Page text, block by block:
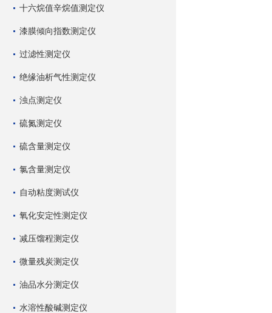
十六烷值辛烷值测定仪
漆膜倾向指数测定仪
过滤性测定仪
绝缘油析气性测定仪
浊点测定仪
硫氮测定仪
硫含量测定仪
氯含量测定仪
自动粘度测试仪
氧化安定性测定仪
减压馏程测定仪
微量残炭测定仪
油品水分测定仪
水溶性酸碱测定仪